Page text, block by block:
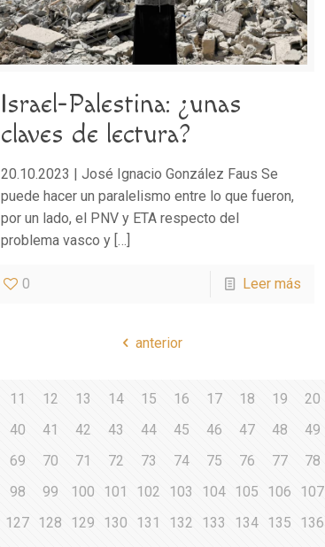
Israel-Palestina: ¿unas
claves de lectura?
20.10.2023 | José Ignacio González Faus Se
puede hacer un paralelismo entre lo que fueron,
por un lado, el PNV y ETA respecto del
problema vasco y[…]
0 Leer más
anterior
11 12 13 14 15 16 17 18 19 20
40 41 42 43 44 45 46 47 48 49
69 70 71 72 73 74 75 76 77 78
98 99 100 101 102 103 104 105 106 107
127 128 129 130 131 132 133 134 135 136